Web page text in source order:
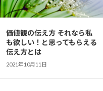
価値観の伝え方 それなら私
も欲しい！と思ってもらえる
伝え方とは
2021年10月11日